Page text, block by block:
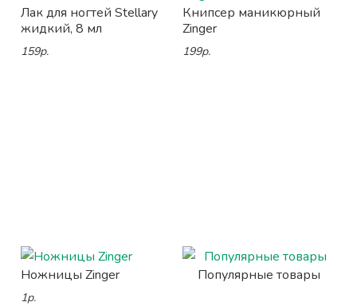
Лак для ногтей Stellary
жидкий, 8 мл
159р.
Книпсер маникюрный
Zinger
199р.
Ножницы Zinger
1р.
Популярные товары